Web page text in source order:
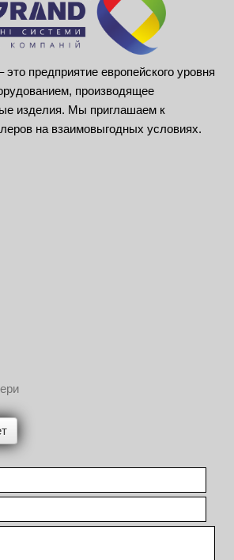
предприятие европейского уровня
производящее
изделия. Мы приглашаем к
на взаимовыгодных условиях.